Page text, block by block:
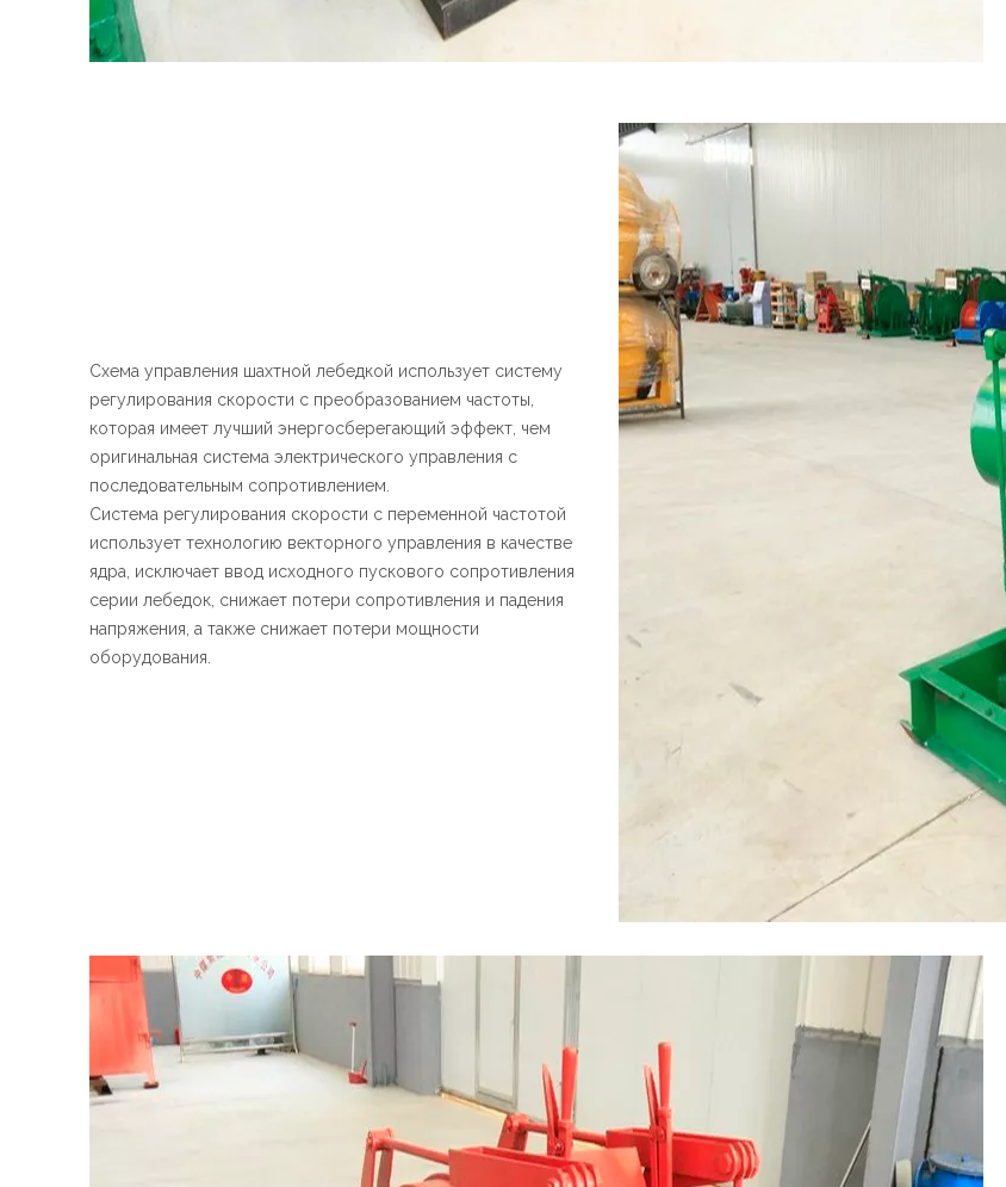
Схема управления шахтной лебедкой использует систему
регулирования скорости с преобразованием частоты,
которая имеет лучший энергосберегающий эффект, чем
оригинальная система электрического управления с
последовательным сопротивлением.
Система регулирования скорости с переменной частотой
использует технологию векторного управления в качестве
ядра, исключает ввод исходного пускового сопротивления
серии лебедок, снижает потери сопротивления и падения
напряжения, а также снижает потери мощности
оборудования.